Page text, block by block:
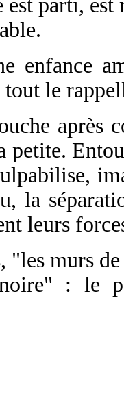
parti, est
enfance
le
après
petite.
la
leurs
"les murs
: le